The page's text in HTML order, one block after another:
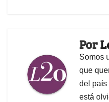
Por
Somos
que
del país
está